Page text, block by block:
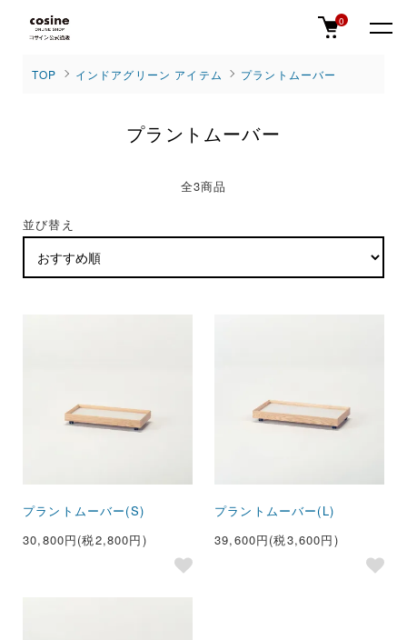
0
TOP インドアグリーン アイテム プラントムーバー
プラントムーバー
全3商品
並び替え
プラントムーバー(S)
30,800円(税2,800円)
プラントムーバー(L)
39,600円(税3,600円)